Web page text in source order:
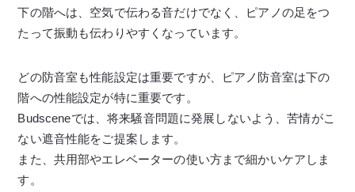
下の階へは、空気で伝わる音だけでなく、ピアノの足をつ
たって振動も伝わりやすくなっています。
どの防音室も性能設定は重要ですが、ピアノ防音室は下の
階への性能設定が特に重要です。
Budsceneでは、将来騒音問題に発展しないよう、苦情がこ
ない遮音性能をご提案します。
また、共用部やエレベーターの使い方まで細かいケアしま
す。